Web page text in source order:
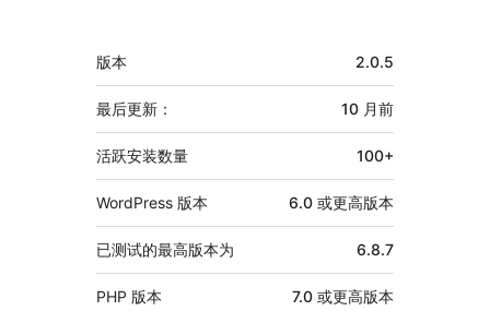
额
外
信
息
版本 2.0.5
最后更新： 10 月前
活跃安装数量 100+
WordPress 版本 6.0 或更高版本
已测试的最高版本为 6.8.7
PHP 版本 7.0 或更高版本